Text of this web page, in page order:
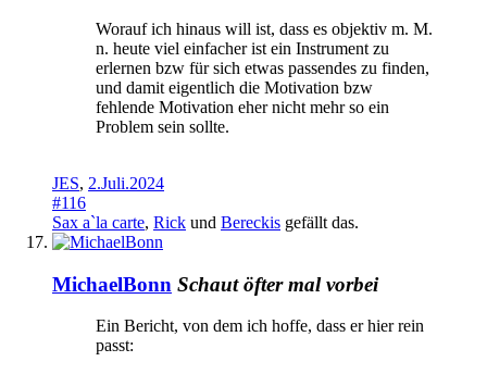
Worauf ich hinaus will ist, dass es objektiv m. M.
n. heute viel einfacher ist ein Instrument zu
erlernen bzw für sich etwas passendes zu finden,
und damit eigentlich die Motivation bzw
fehlende Motivation eher nicht mehr so ein
Problem sein sollte.
JES, 2.Juli.2024
#116
Sax a`la carte, Rick und Bereckis gefällt das.
MichaelBonn Schaut öfter mal vorbei
Ein Bericht, von dem ich hoffe, dass er hier rein
passt: